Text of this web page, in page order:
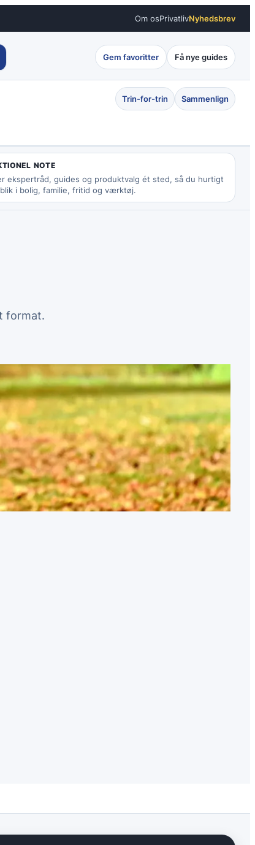
Om osPrivatlivNyhedsbrev
Gem favoritter Få nye guides
Trin-for-trin Sammenlign
NOTE
ekspertråd, guides og produktvalg ét sted, så du hurtigt
i bolig, familie, fritid og værktøj.
format.